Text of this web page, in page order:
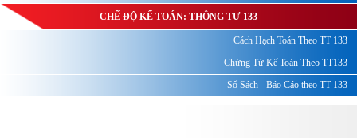
CHẾ ĐỘ KẾ TOÁN: THÔNG TƯ 133
Cách Hạch Toán Theo TT 133
Chứng Từ Kế Toán Theo TT133
Sổ Sách - Báo Cáo theo TT 133